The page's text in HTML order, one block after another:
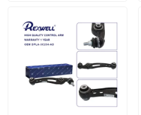
Videos
Über uns